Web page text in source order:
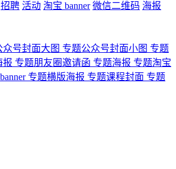
招聘 活动 淘宝 banner 微信二维码 海报
众号封面大图 专题公众号封面小图 专题
报 专题朋友圈邀请函 专题海报 专题淘宝
专题横版海报 专题课程封面 专题